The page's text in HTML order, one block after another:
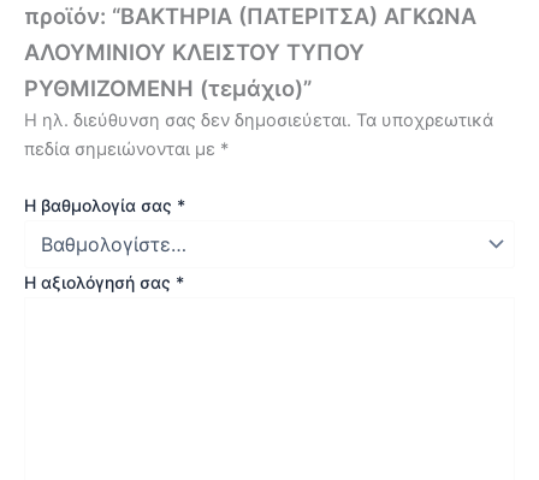
προϊόν: “ΒΑΚΤΗΡΙΑ (ΠΑΤΕΡΙΤΣΑ) ΑΓΚΩΝΑ
ΑΛΟΥΜΙΝΙΟΥ ΚΛΕΙΣΤΟΥ ΤΥΠΟΥ
ΡΥΘΜΙΖΟΜΕΝΗ (τεμάχιο)”
Η ηλ. διεύθυνση σας δεν δημοσιεύεται. Τα υποχρεωτικά
πεδία σημειώνονται με *
Η βαθμολογία σας *
Η αξιολόγησή σας *